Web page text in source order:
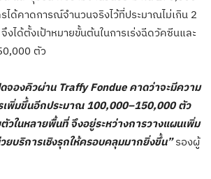
ได้คาดการณ์จำนวนจริงไว้ที่ประมาณไม่เกิน 2
งได้ตั้งเป้าหมายขั้นต้นในการเร่งฉีดวัคซีนและ
ตัว
จองคิวผ่าน Traffy Fondue คาดว่าจะมีความ
เพิ่มขึ้นอีกประมาณ 100,000–150,000 ตัว
วในหลายพื้นที่ จึงอยู่ระหว่างการวางแผนเพิ่ม
ยบริการเชิงรุกให้ครอบคลุมมากยิ่งขึ้น”รองผู้